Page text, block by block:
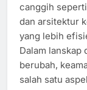
canggih
dan arsitektur
yang lebih
Dalam lanskap
berubah,
salah satu